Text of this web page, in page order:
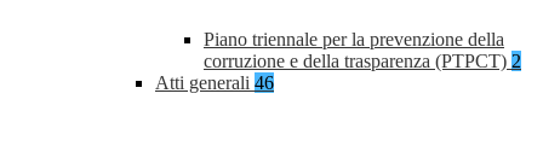
Piano triennale per la prevenzione della
corruzione e della trasparenza (PTPCT) 2
Atti generali 46